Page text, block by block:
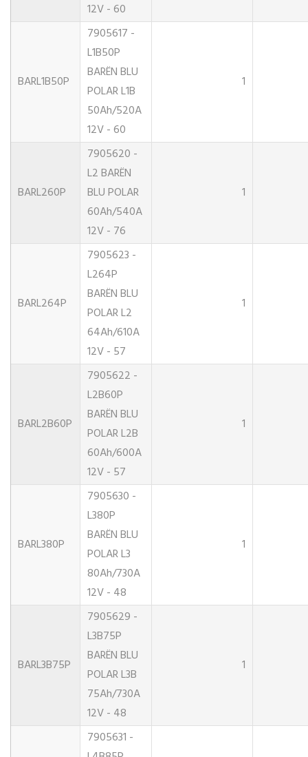
12V - 60
BARL1B50P
7905617 -
L1B50P
BARËN BLU
POLAR L1B
50Ah/520A
12V - 60
1
BARL260P
7905620 -
L2 BARËN
BLU POLAR
60Ah/540A
12V - 76
1
BARL264P
7905623 -
L264P
BARËN BLU
POLAR L2
64Ah/610A
12V - 57
1
BARL2B60P
7905622 -
L2B60P
BARËN BLU
POLAR L2B
60Ah/600A
12V - 57
1
BARL380P
7905630 -
L380P
BARËN BLU
POLAR L3
80Ah/730A
12V - 48
1
BARL3B75P
7905629 -
L3B75P
BARËN BLU
POLAR L3B
75Ah/730A
12V - 48
1
7905631 -